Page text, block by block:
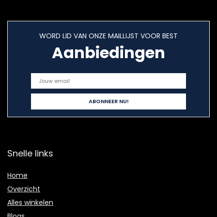
WORD LID VAN ONZE MAILLIJST VOOR BEST
Aanbiedingen
Snelle links
Home
Overzicht
Alles winkelen